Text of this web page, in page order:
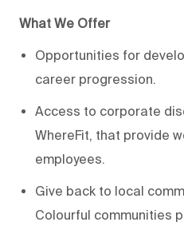
What We Offer
Opportunities for
career progression.
Access to corporate
WhereFit, that provide
employees.
Give back to local
Colourful communities